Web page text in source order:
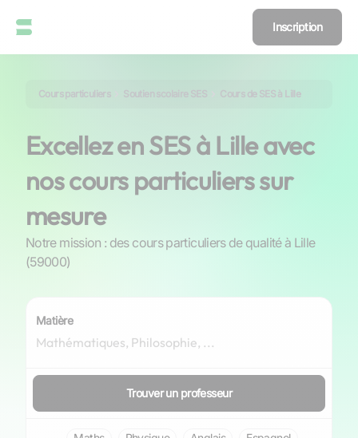
Inscription
Cours particuliers Soutien scolaire SES Cours de SES à Lille
Excellez en SES à Lille avec
nos cours particuliers sur
mesure
Notre mission : des cours particuliers de qualité à Lille
(59000)
Matière
Trouver un professeur